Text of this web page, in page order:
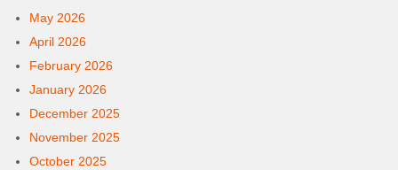
May 2026
April 2026
February 2026
January 2026
December 2025
November 2025
October 2025